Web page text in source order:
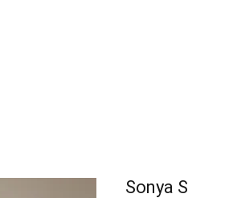
Sonya S